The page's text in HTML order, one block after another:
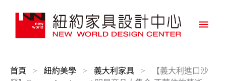
首頁 > 紐約美學 > 義大利家具 >
【義大利進口沙